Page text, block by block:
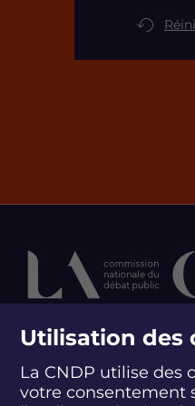
Utilisation des
La CNDP utilise des
votre consentement